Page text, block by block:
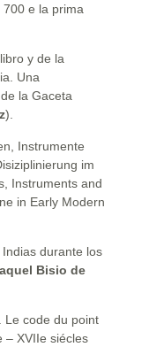
700 e la prima
y de la
Una
la Gaceta
).
Instrumente
im
Instruments and
in Early Modern
Indias durante los
Bisio de
Le code du point
– XVIIe siécles